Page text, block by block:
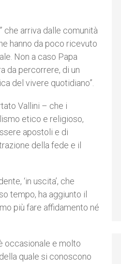
che arriva dalle comunità
hanno da poco ricevuto
Non a caso Papa
da percorrere, di un
del vivere quotidiano”.
Vallini – che i
etico e religioso,
apostoli e di
della fede e il
‘in uscita’, che
tempo, ha aggiunto il
più fare affidamento né
occasionale e molto
quale si conoscono